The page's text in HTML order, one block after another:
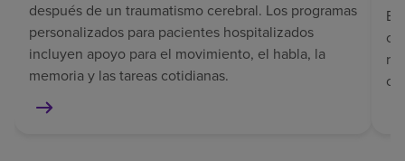
después de un traumatismo cerebral. Los programas
personalizados para pacientes hospitalizados
incluyen apoyo para el movimiento, el habla, la
memoria y las tareas cotidianas.
El